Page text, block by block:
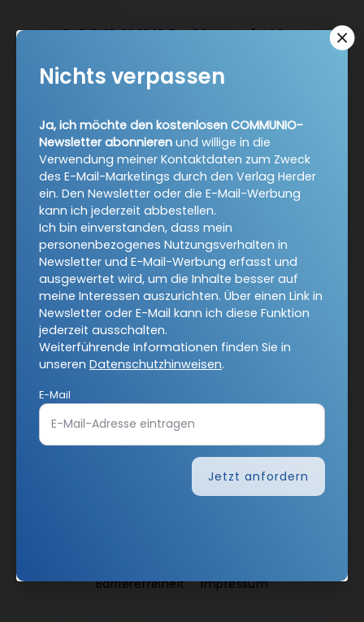
COMMUNIO-Newsletter
Ja, ich möchte den kostenlosen COMMUNIO-Newsletter
Kontaktdaten zum Zweck des E-Mail-Marketings durch
den Verlag Herder ein. Den Newsletter oder die E-Mail-
Werbung kann ich jederzeit abbestellen.
Ich bin einverstanden, dass mein personenbezogenes
Nutzungsverhalten in Newsletter und E-Mail-Werbung
erfasst und ausgewertet wird, um die Inhalte besser auf
meine Interessen auszurichten. Über einen Link in
Newsletter oder E-Mail kann ich diese Funktion jederzeit
ausschalten.
Weiterführende Informationen finden Sie in unseren
Datenschutzhinweisen.
E-Mail
Jetzt anmelden
Barrierefreiheit
Impressum
Nichts verpassen
Ja, ich möchte den kostenlosen COMMUNIO-
Newsletter abonnieren und willige in die
Verwendung meiner Kontaktdaten zum Zweck
des E-Mail-Marketings durch den Verlag Herder
ein. Den Newsletter oder die E-Mail-Werbung
kann ich jederzeit abbestellen.
Ich bin einverstanden, dass mein
personenbezogenes Nutzungsverhalten in
Newsletter und E-Mail-Werbung erfasst und
ausgewertet wird, um die Inhalte besser auf
meine Interessen auszurichten. Über einen Link in
Newsletter oder E-Mail kann ich diese Funktion
jederzeit ausschalten.
Weiterführende Informationen finden Sie in
unseren Datenschutzhinweisen.
E-Mail
Jetzt anfordern